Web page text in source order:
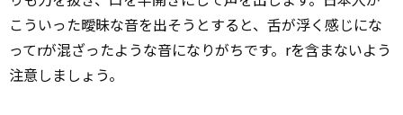
こういった曖昧な音を出そうとすると、舌が浮く感じにな
ってrが混ざったような音になりがちです。rを含まないよう
注意しましょう。